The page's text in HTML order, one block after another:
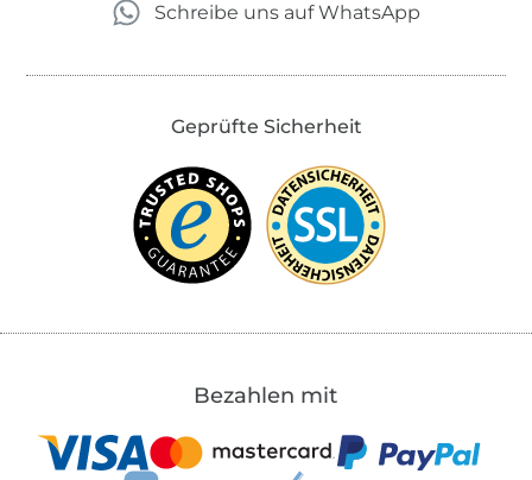
Schreibe uns auf WhatsApp
Geprüfte Sicherheit
Bezahlen mit